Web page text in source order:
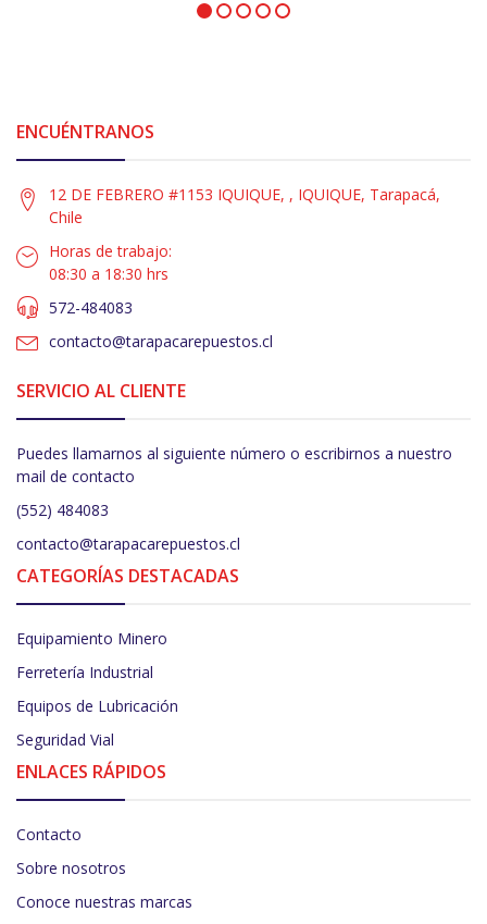
ENCUÉNTRANOS
12 DE FEBRERO #1153 IQUIQUE, , IQUIQUE, Tarapacá,
Chile
Horas de trabajo:
08:30 a 18:30 hrs
572-484083
contacto@tarapacarepuestos.cl
SERVICIO AL CLIENTE
Puedes llamarnos al siguiente número o escribirnos a nuestro
mail de contacto
(552) 484083
contacto@tarapacarepuestos.cl
CATEGORÍAS DESTACADAS
Equipamiento Minero
Ferretería Industrial
Equipos de Lubricación
Seguridad Vial
ENLACES RÁPIDOS
Contacto
Sobre nosotros
Conoce nuestras marcas